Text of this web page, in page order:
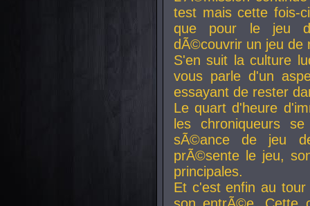
test mais cette fois-
que pour le jeu
dÃ©couvrir un jeu de
S'en suit la culture
vous parle d'un
essayant de rester
Le quart d'heure
les chroniqueurs
sÃ©ance de jeu
prÃ©sente le jeu,
principales.
Et c'est enfin au